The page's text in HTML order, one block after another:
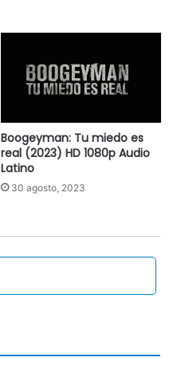
Boogeyman: Tu miedo es
real (2023) HD 1080p Audio
Latino
30 agosto, 2023